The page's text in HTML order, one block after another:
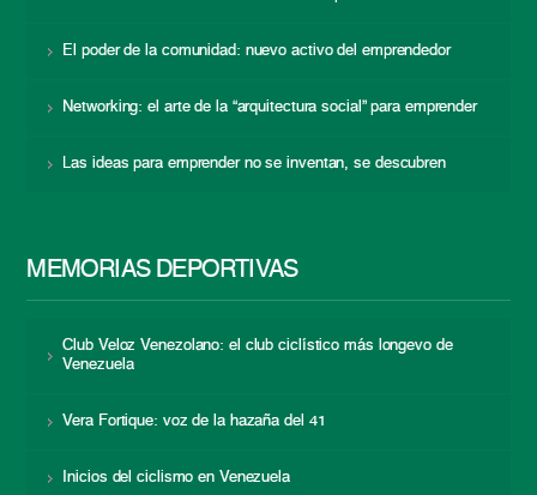
El poder de la comunidad: nuevo activo del emprendedor
Networking: el arte de la “arquitectura social” para emprender
Las ideas para emprender no se inventan, se descubren
MEMORIAS DEPORTIVAS
Club Veloz Venezolano: el club ciclístico más longevo de
Venezuela
Vera Fortique: voz de la hazaña del 41
Inicios del ciclismo en Venezuela